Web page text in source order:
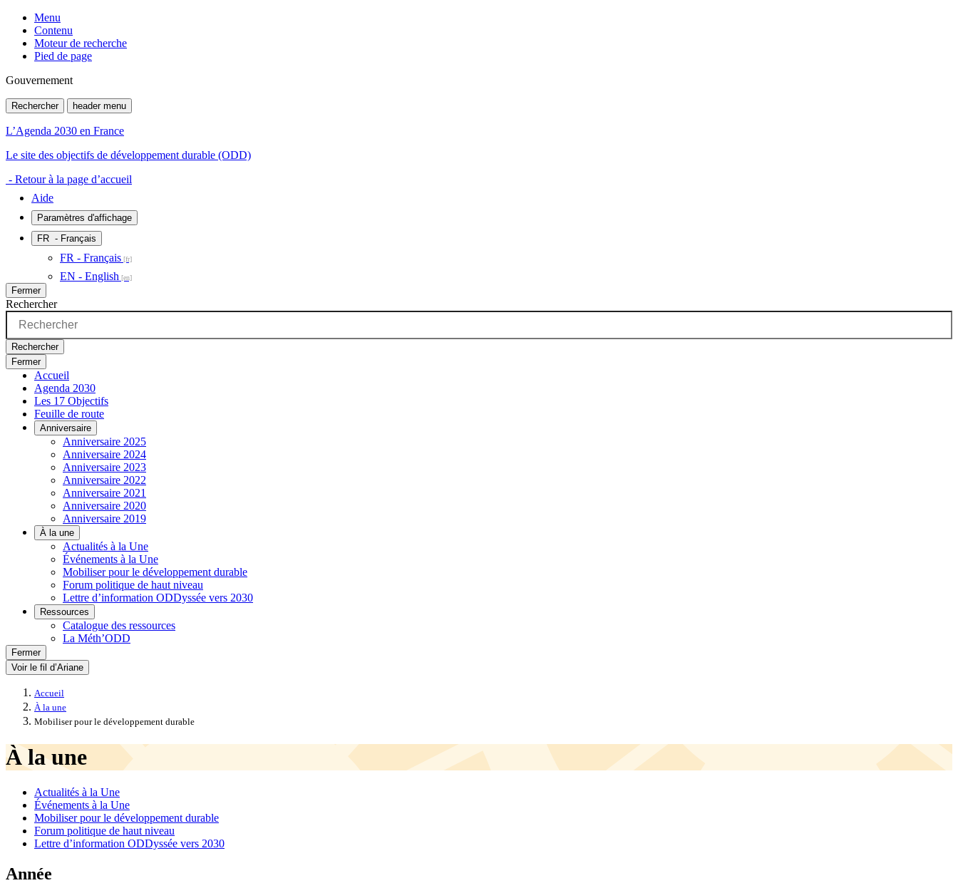
Menu
Contenu
Moteur de recherche
Pied de page
Gouvernement
Rechercher header menu
L’Agenda 2030 en France
Le site des objectifs de développement durable (ODD)
- Retour à la page d’accueil
Aide
Paramètres d'affichage
FR - Français
FR - Français
EN - English
Fermer
Rechercher
Rechercher
Fermer
Accueil
Agenda 2030
Les 17 Objectifs
Feuille de route
Anniversaire
Anniversaire 2025
Anniversaire 2024
Anniversaire 2023
Anniversaire 2022
Anniversaire 2021
Anniversaire 2020
Anniversaire 2019
À la une
Actualités à la Une
Événements à la Une
Mobiliser pour le développement durable
Forum politique de haut niveau
Lettre d’information ODDyssée vers 2030
Ressources
Catalogue des ressources
La Méth’ODD
Fermer
Voir le fil d’Ariane
Accueil
À la une
Mobiliser pour le développement durable
À la une
Actualités à la Une
Événements à la Une
Mobiliser pour le développement durable
Forum politique de haut niveau
Lettre d’information ODDyssée vers 2030
Année